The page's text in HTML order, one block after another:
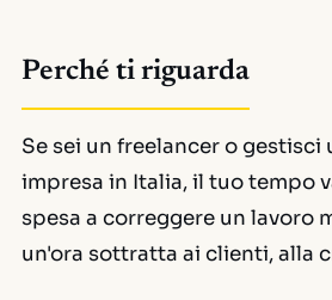
Perché ti riguarda
Se sei un freelancer o gestisci
impresa in Italia, il tuo tempo
spesa a correggere un lavoro
un'ora sottratta ai clienti, alla